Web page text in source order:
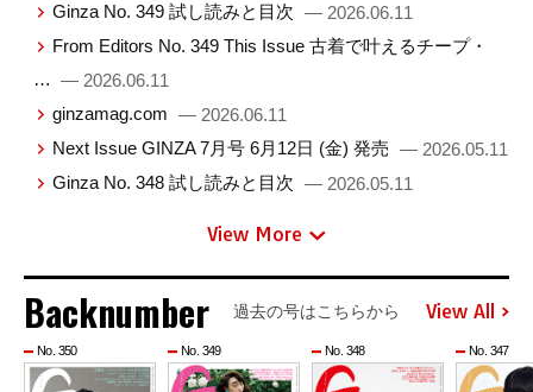
Ginza No. 349 試し読みと目次 — 2026.06.11
From Editors No. 349 This Issue 古着で叶えるチープ・
… — 2026.06.11
ginzamag.com — 2026.06.11
Next Issue GINZA 7月号 6月12日 (金) 発売 — 2026.05.11
Ginza No. 348 試し読みと目次 — 2026.05.11
View More
Backnumber 過去の号はこちらから View All
No. 350 No. 349 No. 348 No. 347